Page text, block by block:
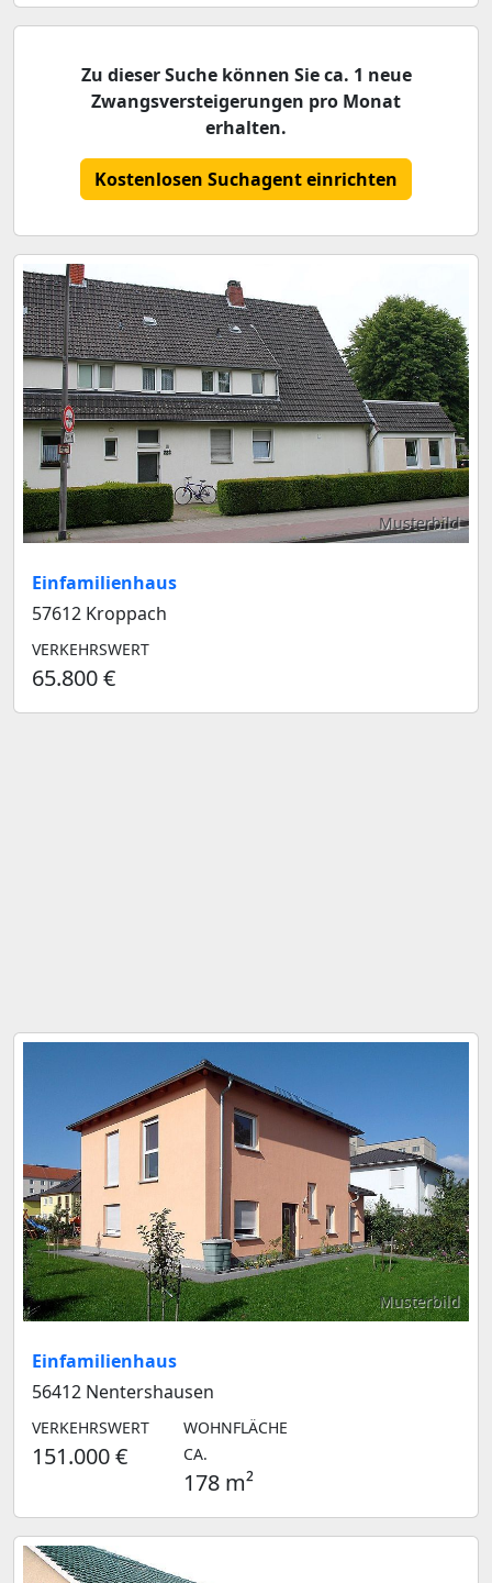
Zu dieser Suche können Sie ca. 1 neue
Zwangsversteigerungen pro Monat
erhalten.
Kostenlosen Suchagent einrichten
Musterbild
Einfamilienhaus
57612 Kroppach
VERKEHRSWERT
65.800 €
Musterbild
Einfamilienhaus
56412 Nentershausen
VERKEHRSWERT
151.000 €
WOHNFLÄCHE
CA.
178 m²